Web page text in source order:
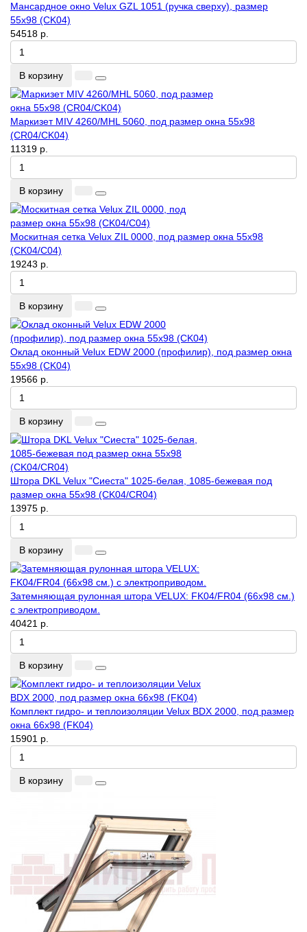
Мансардное окно Velux GZL 1051 (ручка сверху), размер
55x98 (CK04)
54518 р.
В корзину
Маркизет MIV 4260/MHL 5060, под размер окна 55x98
(CR04/CK04)
11319 р.
В корзину
Москитная сетка Velux ZIL 0000, под размер окна 55x98
(CK04/C04)
19243 р.
В корзину
Оклад оконный Velux EDW 2000 (профилир), под размер окна
55x98 (CK04)
19566 р.
В корзину
Штора DKL Velux "Сиеста" 1025-белая, 1085-бежевая под
размер окна 55x98 (CK04/CR04)
13975 р.
В корзину
Затемняющая рулонная штора VELUX: FK04/FR04 (66x98 см.)
с электроприводом.
40421 р.
В корзину
Комплект гидро- и теплоизоляции Velux BDX 2000, под размер
окна 66x98 (FK04)
15901 р.
В корзину